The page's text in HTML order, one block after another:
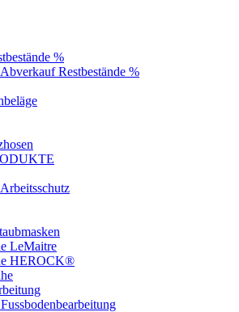
%
Restbestände %
LeMaitre
HEROCK®